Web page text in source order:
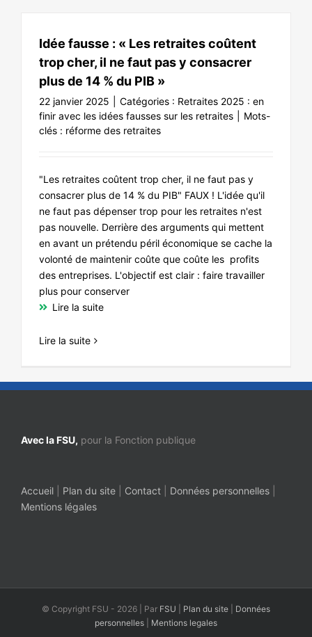
Idée fausse : « Les retraites coûtent
trop cher, il ne faut pas y consacrer
plus de 14 % du PIB »
22 janvier 2025 Catégories : Retraites 2025 : en
finir avec les idées fausses sur les retraites
Mots-
clés : réforme des retraites
"Les retraites coûtent trop cher, il ne faut pas y
consacrer plus de 14 % du PIB" FAUX ! L'idée qu'il
ne faut pas dépenser trop pour les retraites n'est
pas nouvelle. Derrière des arguments qui mettent
en avant un prétendu péril économique se cache la
volonté de maintenir coûte que coûte les profits
des entreprises. L'objectif est clair : faire travailler
plus pour conserver
Lire la suite
Lire la suite
Avec la FSU, pour la Fonction publique
Accueil Plan du site Contact Données personnelles
Mentions légales
© Copyright FSU - 2026 | Par FSU Plan du site
Données
personnelles
Mentions legales